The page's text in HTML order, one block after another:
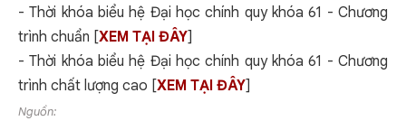
- Thời khóa biểu hệ Đại học chính quy khóa 61 - Chương
trình chuẩn [XEM TẠI ĐÂY]
- Thời khóa biểu hệ Đại học chính quy khóa 61 - Chương
trình chất lượng cao [XEM TẠI ĐÂY]
Nguồn: